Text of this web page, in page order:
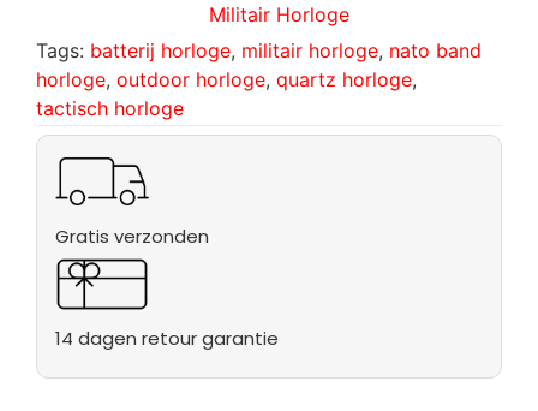
Militair Horloge
Tags: batterij horloge, militair horloge, nato band
horloge, outdoor horloge, quartz horloge,
tactisch horloge
Gratis verzonden
14 dagen retour garantie